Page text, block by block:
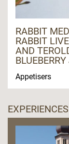
RABBIT
RABBIT
AND
Appetisers
EXPERIENCES